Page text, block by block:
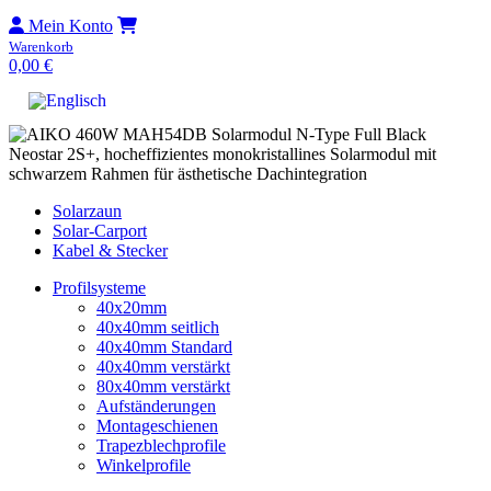
Mein Konto
Warenkorb
0,00 €
Solarzaun
Solar-Carport
Kabel & Stecker
Profilsysteme
40x20mm
40x40mm seitlich
40x40mm Standard
40x40mm verstärkt
80x40mm verstärkt
Aufständerungen
Montageschienen
Trapezblechprofile
Winkelprofile